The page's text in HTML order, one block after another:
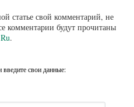
статье свой комментарий, не
будут прочитаны
.
введите свои данные: